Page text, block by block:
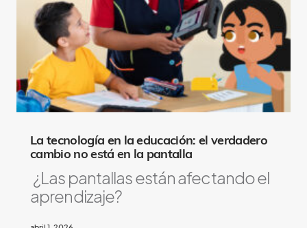
i
k
e
La tecnología en la educación: el verdadero
cambio no está en la pantalla
¿Las pantallas están afectando el
aprendizaje?